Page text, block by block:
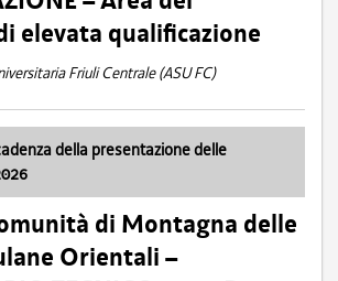
elevata qualificazione
Friuli Centrale (ASU FC)
della presentazione delle
di Montagna delle
Orientali –